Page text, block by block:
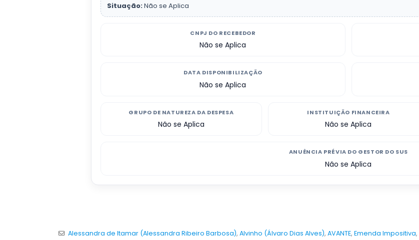
Situação:Não se Aplica
CNPJ DO RECEBEDOR
Não se Aplica
DATA DISPONIBILIZAÇÃO
Não se Aplica
GRUPO DE NATUREZA DA DESPESA
Não se Aplica
INSTITUIÇÃO FINANCEIRA
Não se Aplica
ANUÊNCIA PRÉVIA DO GESTOR DO SUS
Não se Aplica
Alessandra de Itamar (Alessandra Ribeiro Barbosa), Alvinho (Álvaro Dias Alves), AVANTE, Emenda Impositiva,